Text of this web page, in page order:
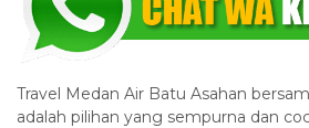
Travel Medan Air Batu Asahan
adalah pilihan yang sempurna dan